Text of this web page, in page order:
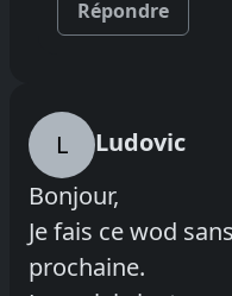
Répondre
L
Ludovic
Bonjour,
Je fais ce wod
prochaine.